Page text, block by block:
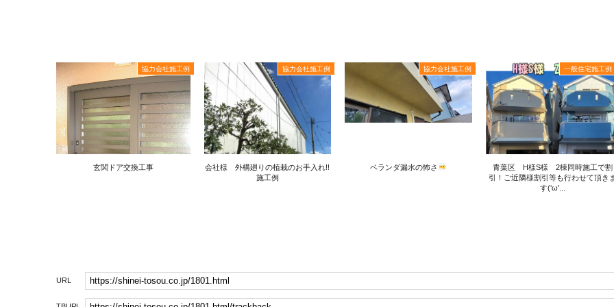
協力会社施工例
玄関ドア交換工事
協力会社施工例
会社様 外構廻りの植栽のお手入れ!!
施工例
協力会社施工例
ベランダ漏水の怖さ
一般住宅施工例
青葉区 H様S様 2棟同時施工で割
引！ご近隣様割引等も行わせて頂き
す(‘ω’...
URL